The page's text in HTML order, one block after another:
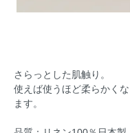
さらっとした肌触り。
使えば使うほど柔らかく
ます。